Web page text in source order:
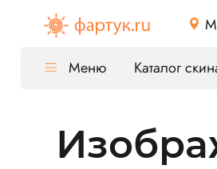
Меню Каталог